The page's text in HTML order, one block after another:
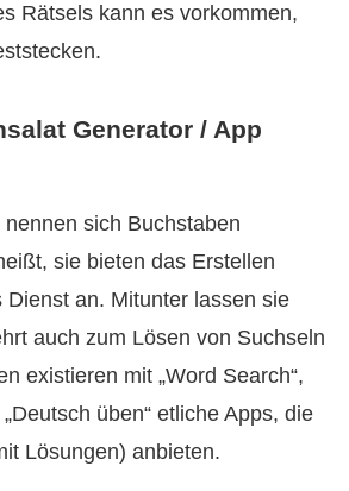
Rätsels kann es vorkommen,
Generator / App
sich Buchstaben
sie bieten das Erstellen
Dienst an. Mitunter lassen sie
auch zum Lösen von Suchseln
existieren mit „Word Search“,
üben“ etliche Apps, die
Lösungen) anbieten.